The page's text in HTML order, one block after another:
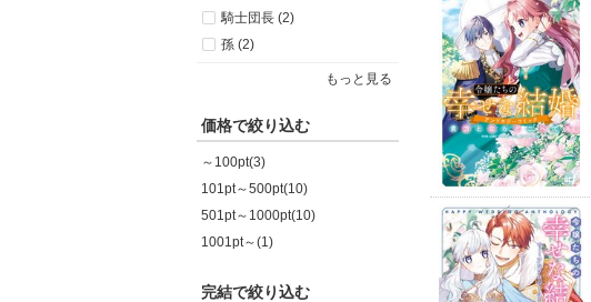
騎士団長 (2)
孫 (2)
もっと見る
価格で絞り込む
～100pt(3)
101pt～500pt(10)
501pt～1000pt(10)
1001pt～(1)
完結で絞り込む